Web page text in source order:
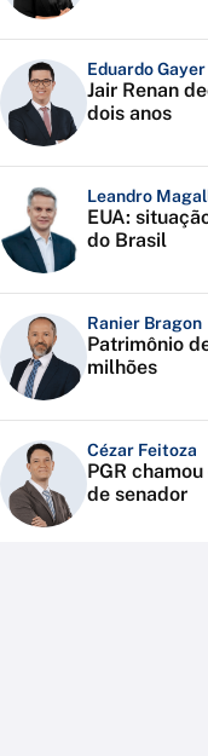
Eduardo Gayer
Jair Renan
dois anos
Leandro
EUA:
do Brasil
Ranier Bragon
Patrimônio
milhões
Cézar Feitoza
PGR
de senador